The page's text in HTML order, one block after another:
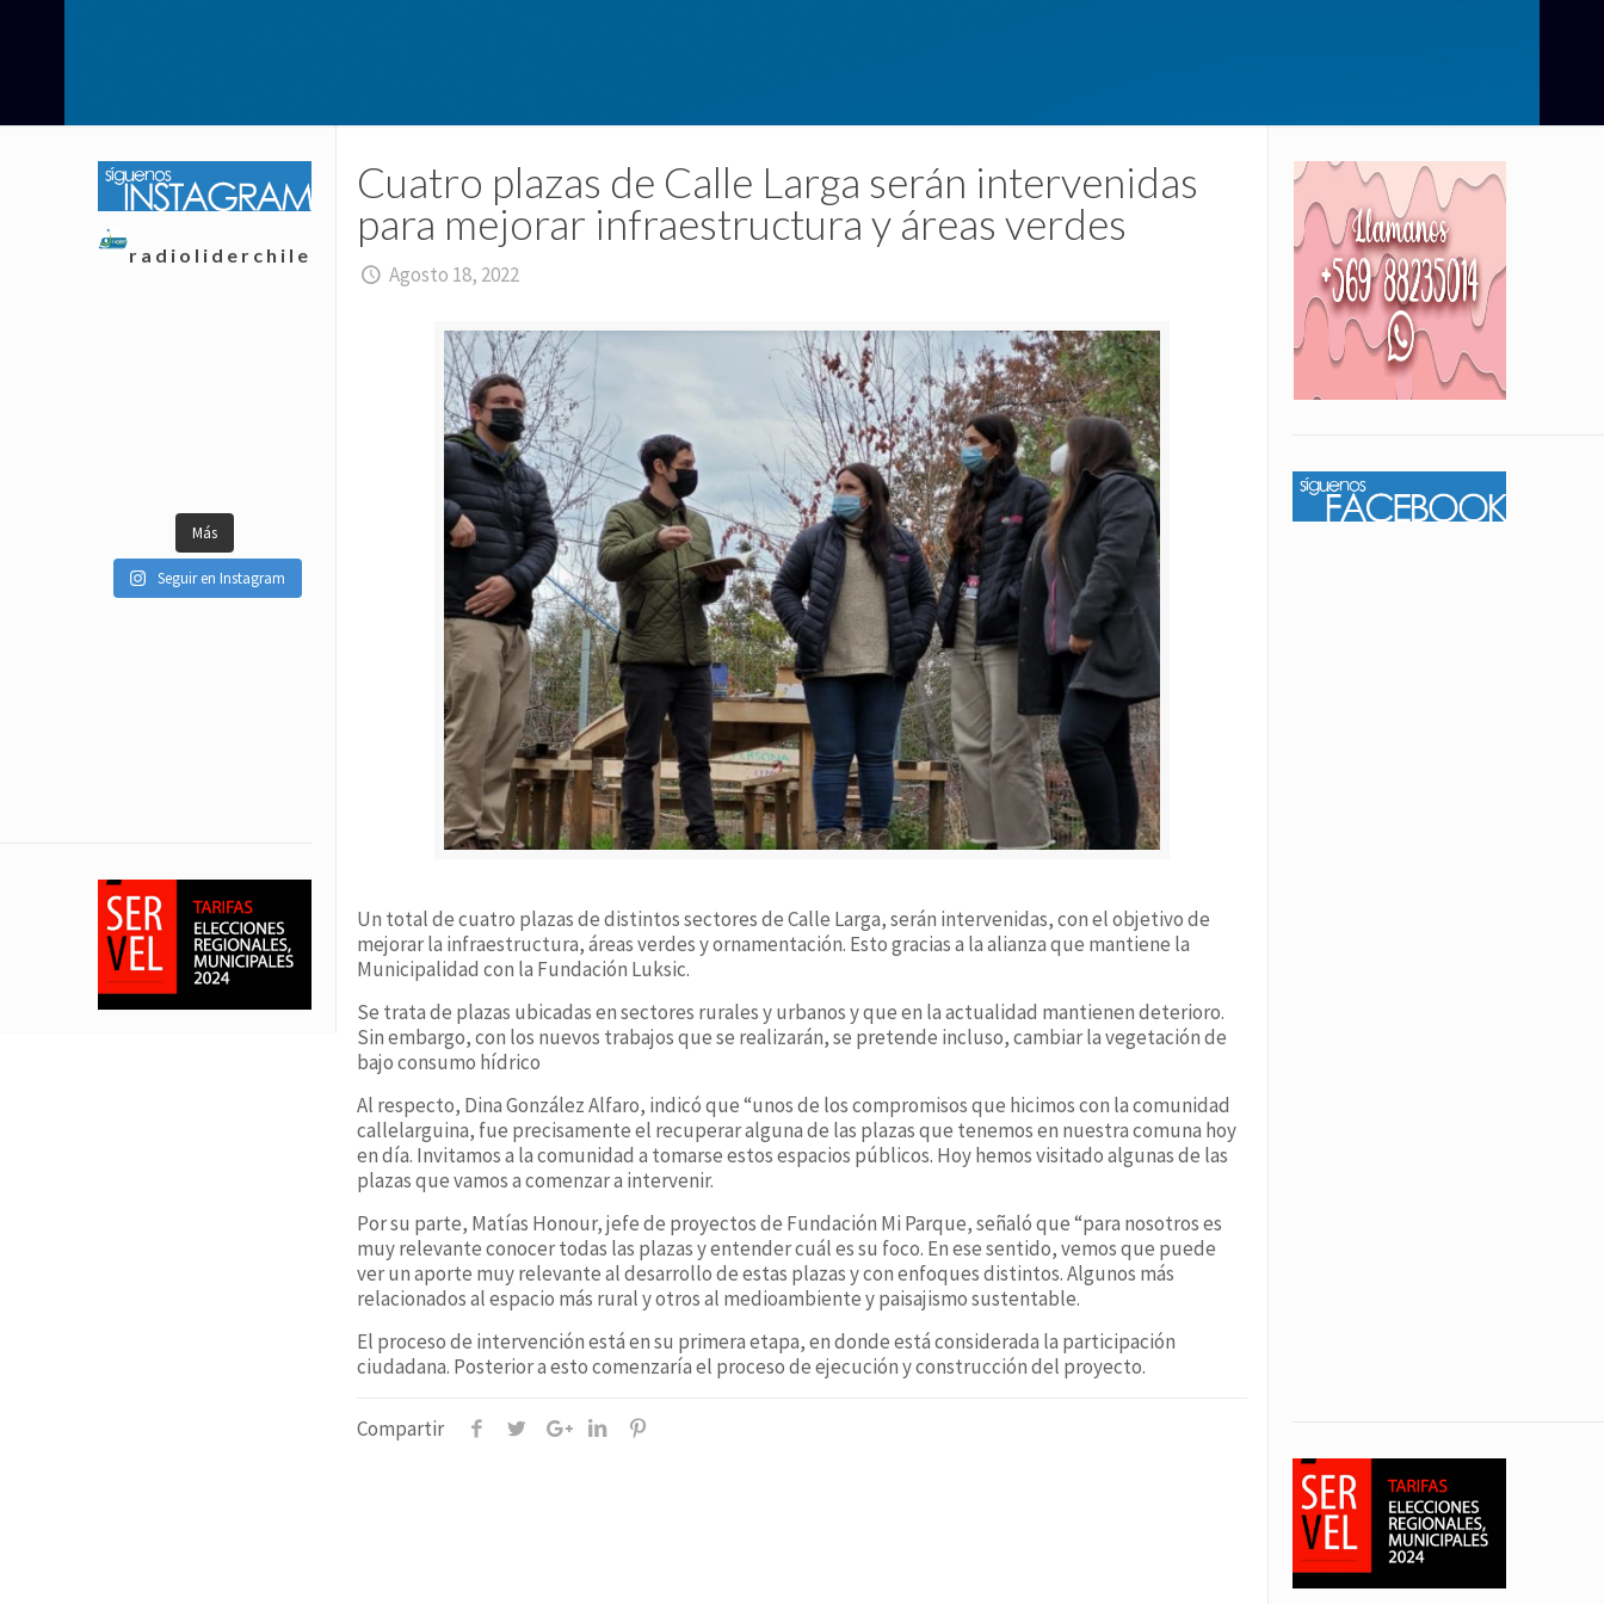
Cuatro plazas de Calle Larga serán intervenidas
para mejorar infraestructura y áreas verdes
Agosto 18, 2022
Un total de cuatro plazas de distintos sectores de Calle Larga, serán intervenidas, con el objetivo de
mejorar la infraestructura, áreas verdes y ornamentación. Esto gracias a la alianza que mantiene la
Municipalidad con la Fundación Luksic.
Se trata de plazas ubicadas en sectores rurales y urbanos y que en la actualidad mantienen deterioro.
Sin embargo, con los nuevos trabajos que se realizarán, se pretende incluso, cambiar la vegetación de
bajo consumo hídrico
Al respecto, Dina González Alfaro, indicó que “unos de los compromisos que hicimos con la comunidad
callelarguina, fue precisamente el recuperar alguna de las plazas que tenemos en nuestra comuna hoy
en día. Invitamos a la comunidad a tomarse estos espacios públicos. Hoy hemos visitado algunas de las
plazas que vamos a comenzar a intervenir.
Por su parte, Matías Honour, jefe de proyectos de Fundación Mi Parque, señaló que “para nosotros es
muy relevante conocer todas las plazas y entender cuál es su foco. En ese sentido, vemos que puede
ver un aporte muy relevante al desarrollo de estas plazas y con enfoques distintos. Algunos más
relacionados al espacio más rural y otros al medioambiente y paisajismo sustentable.
El proceso de intervención está en su primera etapa, en donde está considerada la participación
ciudadana. Posterior a esto comenzaría el proceso de ejecución y construcción del proyecto.
Compartir
radioliderchile
Más
Seguir en Instagram